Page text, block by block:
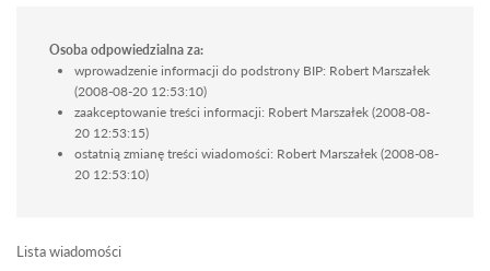
Osoba odpowiedzialna za:
wprowadzenie informacji do podstrony BIP: Robert Marszałek
(2008-08-20 12:53:10)
zaakceptowanie treści informacji: Robert Marszałek (2008-08-
20 12:53:15)
ostatnią zmianę treści wiadomości: Robert Marszałek (2008-08-
20 12:53:10)
Lista wiadomości